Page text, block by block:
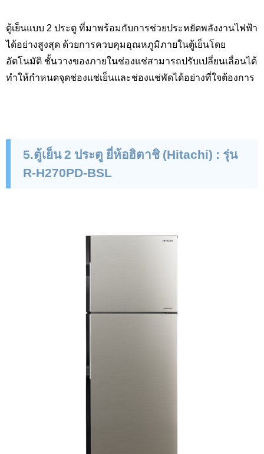
ตู้เย็นแบบ 2 ประตู ที่มาพร้อมกับการช่วยประหยัดพลังงานไฟฟ้า
ได้อย่างสูงสุด ด้วยการควบคุมอุณหภูมิภายในตู้เย็นโดย
อัตโนมัติ ชั้นวางของภายในช่องแช่สามารถปรับเปลี่ยนเลื่อนได้
ทำให้กำหนดจุดช่องแช่เย็นและช่องแช่พัดได้อย่างที่ใจต้องการ
5.ตู้เย็น 2 ประตู ยี่ห้อฮิตาชิ (Hitachi) : รุ่น
R-H270PD-BSL